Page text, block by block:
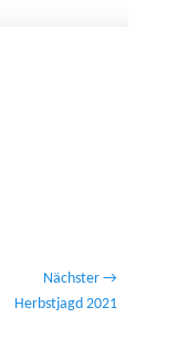
Nächster →
Herbstjagd 2021